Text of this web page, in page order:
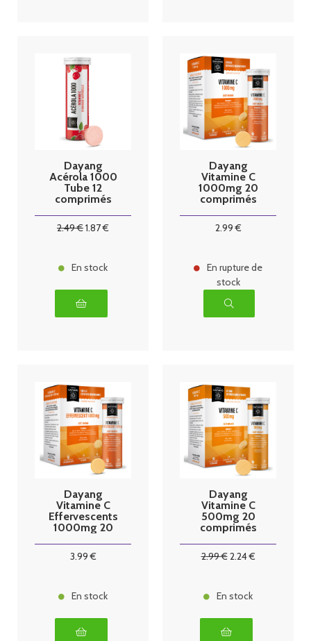
Dayang
Acérola 1000
Tube 12
comprimés
2.49€1.87€
En stock
Dayang
Vitamine C
1000mg 20
comprimés
2.99€
En rupture de
stock
Dayang
Vitamine C
Effervescents
1000mg 20
3.99€
En stock
Dayang
Vitamine C
500mg 20
comprimés
2.99€2.24€
En stock